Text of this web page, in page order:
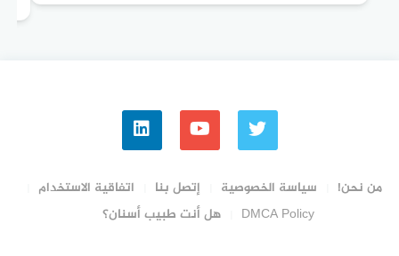
من نحن! سياسة الخصوصية إتصل بنا
اتفاقية الاستخدام
DMCA Policy
هل أنت طبيب أسنان؟